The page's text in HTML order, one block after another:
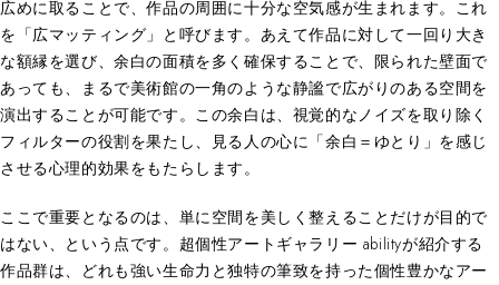
広めに取ることで、作品の周囲に十分な空気感が生まれます。これ
を「広マッティング」と呼びます。あえて作品に対して一回り大き
な額縁を選び、余白の面積を多く確保することで、限られた壁面で
あっても、まるで美術館の一角のような静謐で広がりのある空間を
演出することが可能です。この余白は、視覚的なノイズを取り除く
フィルターの役割を果たし、見る人の心に「余白＝ゆとり」を感じ
させる心理的効果をもたらします。
ここで重要となるのは、単に空間を美しく整えることだけが目的で
はない、という点です。超個性アートギャラリー abilityが紹介する
作品群は、どれも強い生命力と独特の筆致を持った個性豊かなアー